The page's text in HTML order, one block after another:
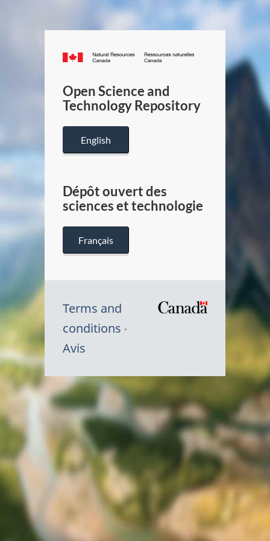
Canada.ca
/
Canada
Open Science and
Technology Repository
English
Dépôt ouvert des
sciences et technologie
Français
Terms and
conditions
Avis
Canada